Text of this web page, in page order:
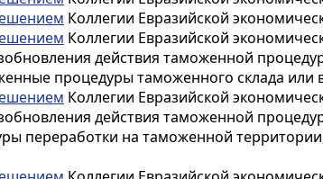
Коллегии Евразийской
Коллегии Евразийской
действия таможенной
процедуры таможенного склада или
Коллегии Евразийской
действия таможенной
переработки на таможенной